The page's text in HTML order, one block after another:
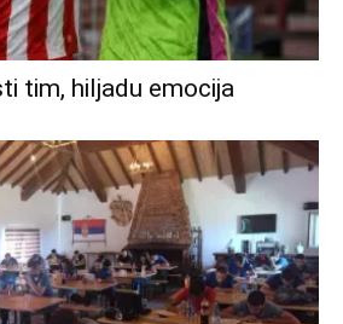
tim, hiljadu emocija